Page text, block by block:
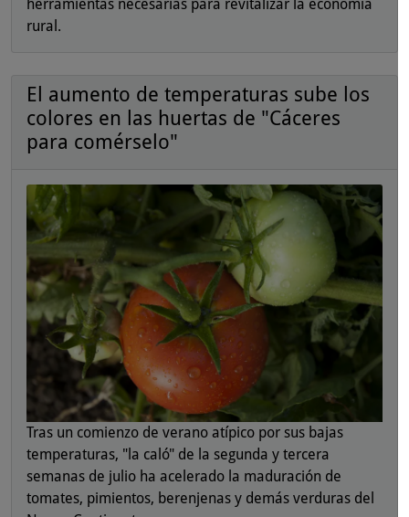
herramientas necesarias para revitalizar la economía
rural.
El aumento de temperaturas sube los
colores en las huertas de "Cáceres
para comérselo"
Tras un comienzo de verano atípico por sus bajas
temperaturas, "la caló" de la segunda y tercera
semanas de julio ha acelerado la maduración de
tomates, pimientos, berenjenas y demás verduras del